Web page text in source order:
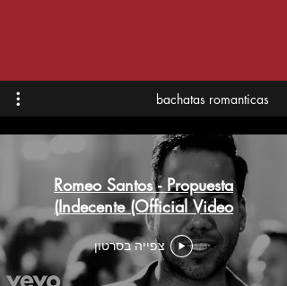
bachatas romanticas
Romeo Santos - Propuesta
Indecente (Official Video)
צפייה בסרטון